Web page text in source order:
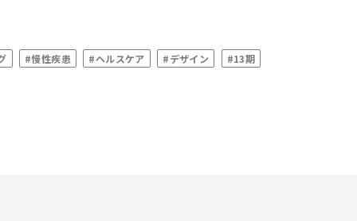
#慢性疾患 #ヘルスケア #デザイン #13期